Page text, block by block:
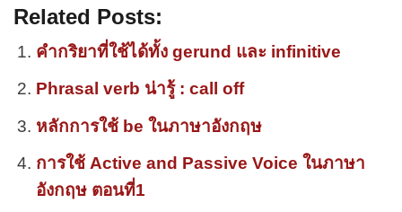
Related Posts:
คำกริยาที่ใช้ได้ทั้ง gerund และ infinitive
Phrasal verb น่ารู้ : call off
หลักการใช้ be ในภาษาอังกฤษ
การใช้ Active and Passive Voice ในภาษา
อังกฤษ ตอนที่1